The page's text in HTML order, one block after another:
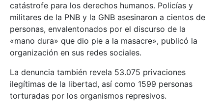
catástrofe para los derechos humanos. Policías y
militares de la PNB y la GNB asesinaron a cientos de
personas, envalentonados por el discurso de la
«mano dura» que dio pie a la masacre», publicó la
organización en sus redes sociales.
La denuncia también revela 53.075 privaciones
ilegítimas de la libertad, así como 1599 personas
torturadas por los organismos represivos.